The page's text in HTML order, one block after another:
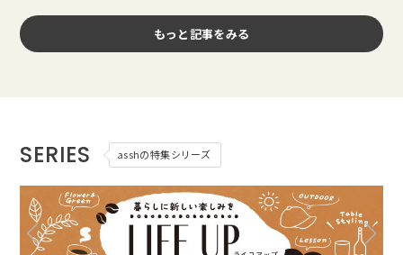
もっと記事をみる
SERIES asshの特集シリーズ